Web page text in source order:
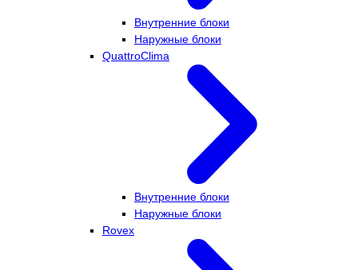
Внутренние блоки
Наружные блоки
QuattroClima
Внутренние блоки
Наружные блоки
Rovex